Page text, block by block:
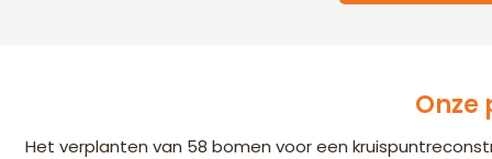
Onze
Het verplanten van 58 bomen voor een